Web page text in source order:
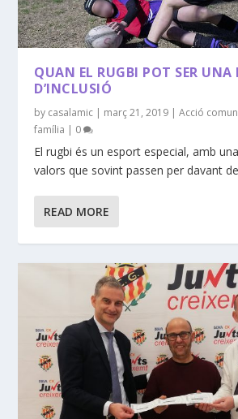
QUAN EL RUGBI POT SER UNA
D’INCLUSIÓ
by casalamic | març 21, 2019 |Acció
família | 0
El rugbi és un esport especial, amb
valors que sovint passen per davant
READ MORE